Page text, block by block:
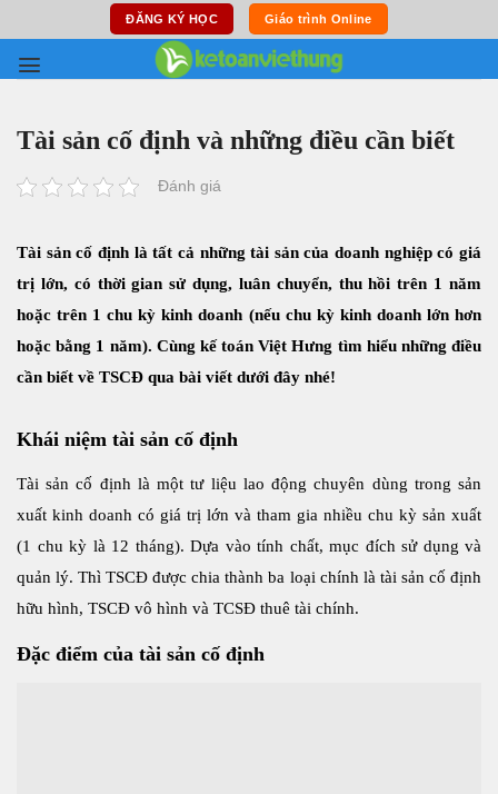
content
ĐĂNG KÝ HỌC Giáo trình Online
Tài sản cố định và những điều cần biết
Đánh giá
Tài sản cố định là tất cả những tài sản của doanh nghiệp có giá
trị lớn, có thời gian sử dụng, luân chuyển, thu hồi trên 1 năm
hoặc trên 1 chu kỳ kinh doanh (nếu chu kỳ kinh doanh lớn hơn
hoặc bằng 1 năm). Cùng kế toán Việt Hưng tìm hiểu những điều
cần biết về TSCĐ qua bài viết dưới đây nhé!
Khái niệm tài sản cố định
Tài sản cố định là một tư liệu lao động chuyên dùng trong sản
xuất kinh doanh có giá trị lớn và tham gia nhiều chu kỳ sản xuất
(1 chu kỳ là 12 tháng). Dựa vào tính chất, mục đích sử dụng và
quản lý. Thì TSCĐ được chia thành ba loại chính là tài sản cố định
hữu hình, TSCĐ vô hình và TCSĐ thuê tài chính.
Đặc điểm của tài sản cố định